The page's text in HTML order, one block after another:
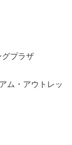
グプラザ
ム・アウトレッ